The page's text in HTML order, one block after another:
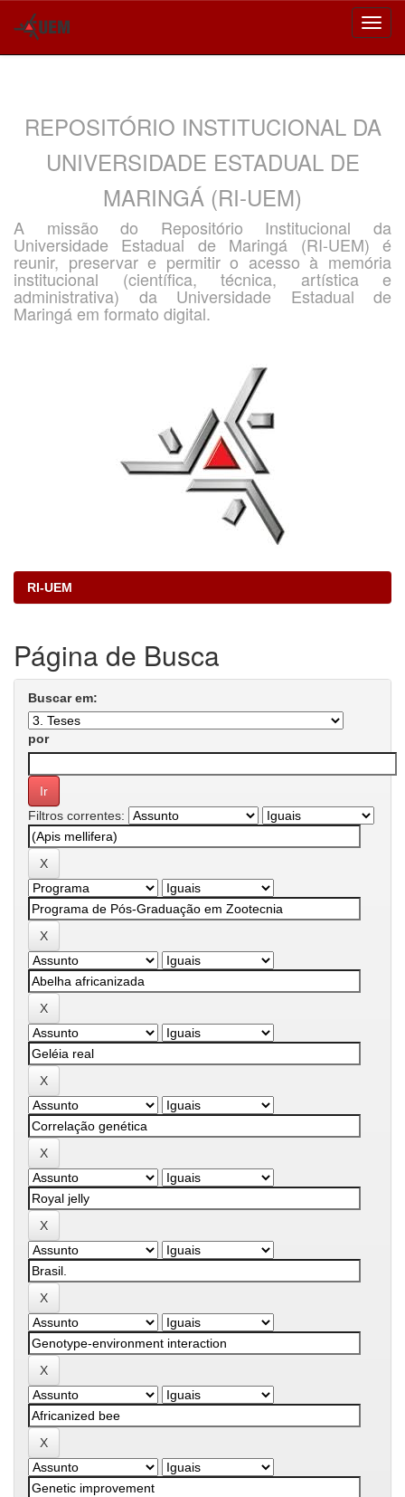
REPOSITÓRIO INSTITUCIONAL DA
UNIVERSIDADE ESTADUAL DE
MARINGÁ (RI-UEM)
A missão do Repositório Institucional da
Universidade Estadual de Maringá (RI-UEM) é
reunir, preservar e permitir o acesso à memória
institucional (científica, técnica, artística e
administrativa) da Universidade Estadual de
Maringá em formato digital.
RI-UEM
Página de Busca
Buscar em:
por
Filtros correntes: